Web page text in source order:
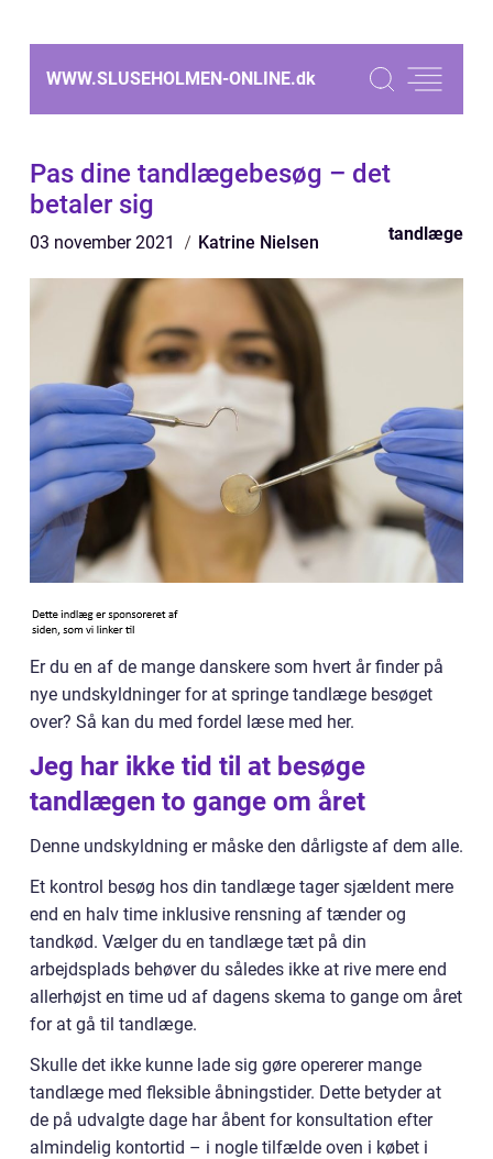
WWW.SLUSEHOLMEN-ONLINE.dk
Pas dine tandlægebesøg – det
betaler sig
03 november 2021 Katrine Nielsen tandlæge
Er du en af de mange danskere som hvert år finder på
nye undskyldninger for at springe tandlæge besøget
over? Så kan du med fordel læse med her.
Jeg har ikke tid til at besøge
tandlægen to gange om året
Denne undskyldning er måske den dårligste af dem alle.
Et kontrol besøg hos din tandlæge tager sjældent mere
end en halv time inklusive rensning af tænder og
tandkød. Vælger du en tandlæge tæt på din
arbejdsplads behøver du således ikke at rive mere end
allerhøjst en time ud af dagens skema to gange om året
for at gå til tandlæge.
Skulle det ikke kunne lade sig gøre opererer mange
tandlæge med fleksible åbningstider. Dette betyder at
de på udvalgte dage har åbent for konsultation efter
almindelig kontortid – i nogle tilfælde oven i købet i